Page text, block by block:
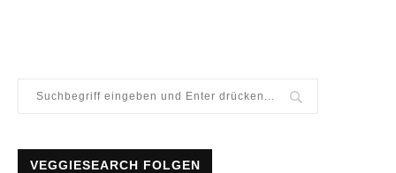
VEGGIESEARCH FOLGEN